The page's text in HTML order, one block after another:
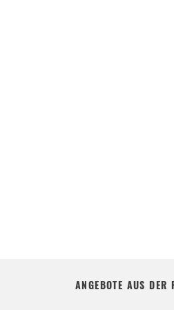
ANGEBOTE AUS DER